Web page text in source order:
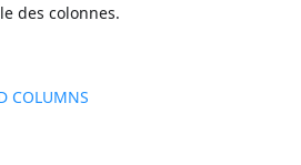
des colonnes.
COLUMNS